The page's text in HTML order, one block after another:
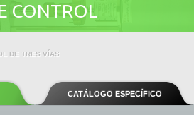
CONTROL
DE TRES VÍAS
CATÁLOGO ESPECÍFICO